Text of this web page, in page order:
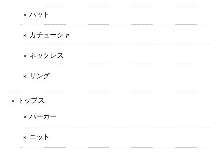
ハット
カチューシャ
ネックレス
リング
トップス
パーカー
ニット